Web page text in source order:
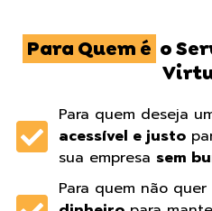
Para Quem é o
Para quem deseja
acessível e justo
sua empresa sem
Para quem não